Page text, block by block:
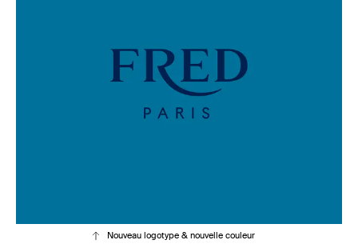
Nouveau logotype & nouvelle couleur